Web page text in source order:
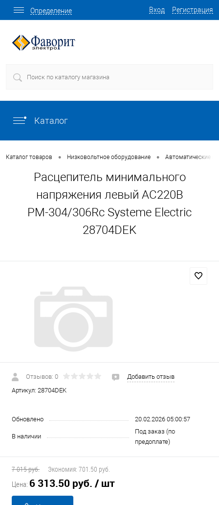
Вход Регистрация
Определение
Каталог
Каталог товаров • Низковольтное оборудование • Автоматические
Расцепитель минимального
напряжения левый AC220В
РМ-304/306Rc Systeme Electric
28704DEK
Отзывов: 0
Добавить отзыв
Артикул: 28704DEK
Обновлено 20.02.2026 05:00:57
В наличии
Под заказ (по
предоплате)
7 015 руб. Экономия: 701.50 руб.
Цена: 6 313.50 руб. / шт